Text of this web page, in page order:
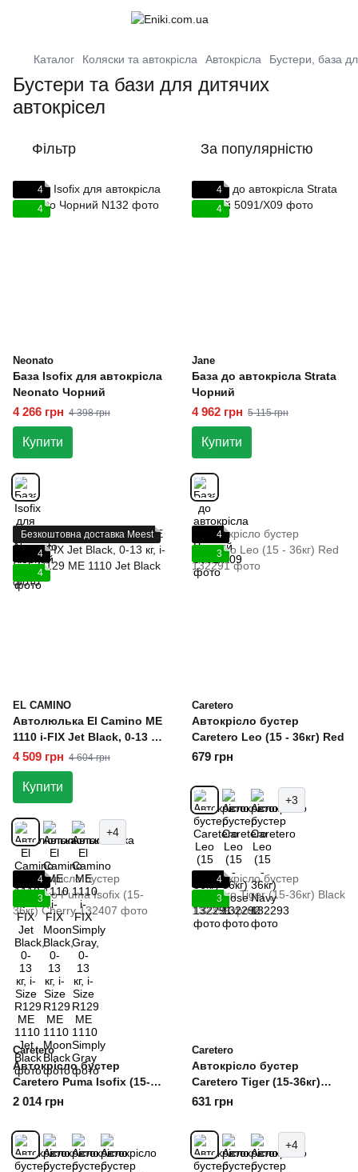
Каталог Коляски та автокрісла Автокрісла Бустери, база
Бустери та бази для дитячих
автокрісел
Фільтр За популярністю
4
4
Neonato
База Isofix для автокрісла
Neonato Чорний
4 266 грн 4 398 грн
Купити
4
4
Jane
База до автокрісла Strata
Чорний
4 962 грн 5 115 грн
Купити
Безкоштовна доставка Meest
4
4
EL CAMINO
Автолюлька El Camino ME
1110 i-FIX Jet Black, 0-13 кг,
i-Size R129
4 509 грн 4 604 грн
Купити
+4
4
3
Caretero
Автокрісло бустер
Caretero Leo (15 - 36кг) Red
679 грн
+3
4
3
Caretero
Автокрісло бустер
Caretero Puma Isofix (15-
36кг) Cherry
2 014 грн
4
3
Caretero
Автокрісло бустер
Caretero Tiger (15-36кг)
Black
631 грн
+4